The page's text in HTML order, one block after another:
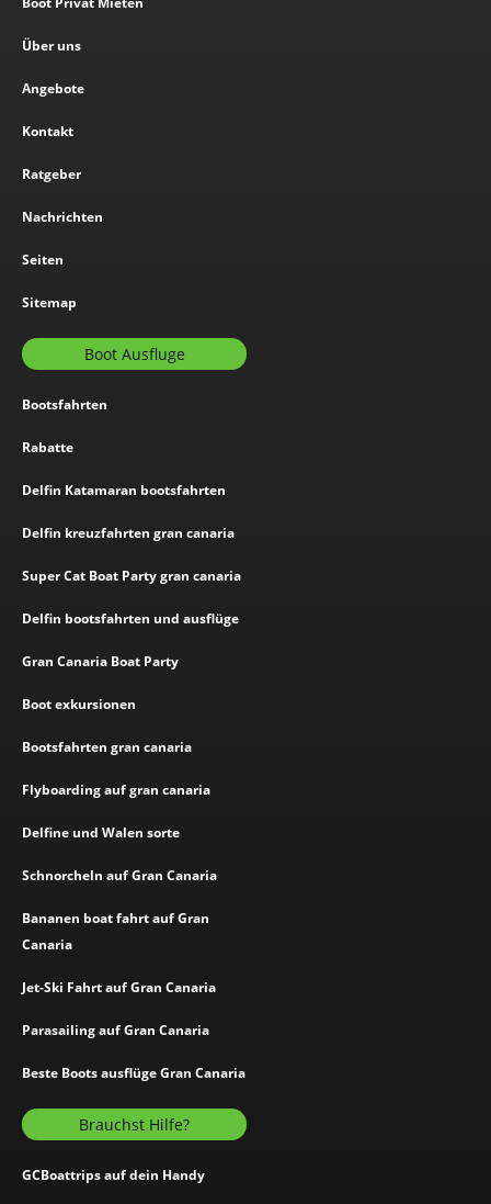
Über uns
Angebote
Kontakt
Ratgeber
Nachrichten
Seiten
Sitemap
Boot Ausfluge
Bootsfahrten
Rabatte
Delfin Katamaran bootsfahrten
Delfin kreuzfahrten gran canaria
Super Cat Boat Party gran canaria
Delfin bootsfahrten und ausflüge
Gran Canaria Boat Party
Boot exkursionen
Bootsfahrten gran canaria
Flyboarding auf gran canaria
Delfine und Walen sorte
Schnorcheln auf Gran Canaria
Bananen boat fahrt auf Gran
Canaria
Jet-Ski Fahrt auf Gran Canaria
Parasailing auf Gran Canaria
Beste Boots ausflüge Gran Canaria
Brauchst Hilfe?
GCBoattrips auf dein Handy